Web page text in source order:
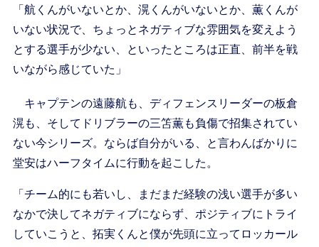
「航くんがいないとか、滉くんがいないとか、薫くんが
いない状況で、ちょっとネガティブな雰囲気を変えよう
とする選手が少ない、といったところは正直、前半を戦
いながら感じていた」
キャプテンの遠藤航も、ディフェンスリーダーの板倉
滉も、そしてドリブラーの三笘薫も負傷で招集されてい
ない今シリーズ。ならば自分がいる、と言わんばかりに
堂安はハーフタイムに行動を起こした。
「チーム的にも若いし、まだまだ経験の浅い選手が多い
なかで決してネガティブにならず、ポジティブにトライ
していこうと、拓実くんと僕が先頭に立ってロッカール